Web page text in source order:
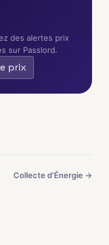
des alertes prix
sur Passlord.
prix
Collecte d’Énergie →